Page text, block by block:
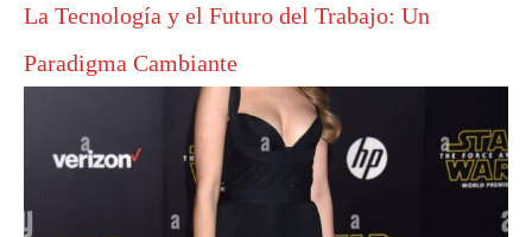
La Tecnología y el Futuro del Trabajo: Un
Paradigma Cambiante